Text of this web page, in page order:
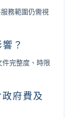
務範圍仍需視
？
完整度、時限
府費及